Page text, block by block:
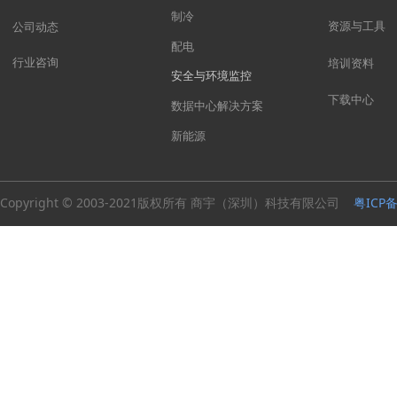
公司动态
行业咨询
制冷
配电
安全与环境监控
数据中心解决方案
新能源
资源与工具
培训资料
下载中心
Copyright © 2003-2021版权所有 商宇（深圳）科技有限公司 粤ICP